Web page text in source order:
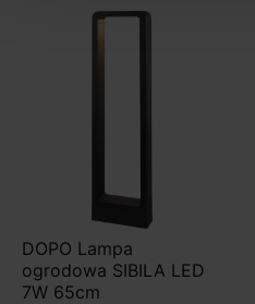
DOPO Lampa
ogrodowa SIBILA LED
7W 65cm